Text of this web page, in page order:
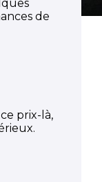
de
prix-là,